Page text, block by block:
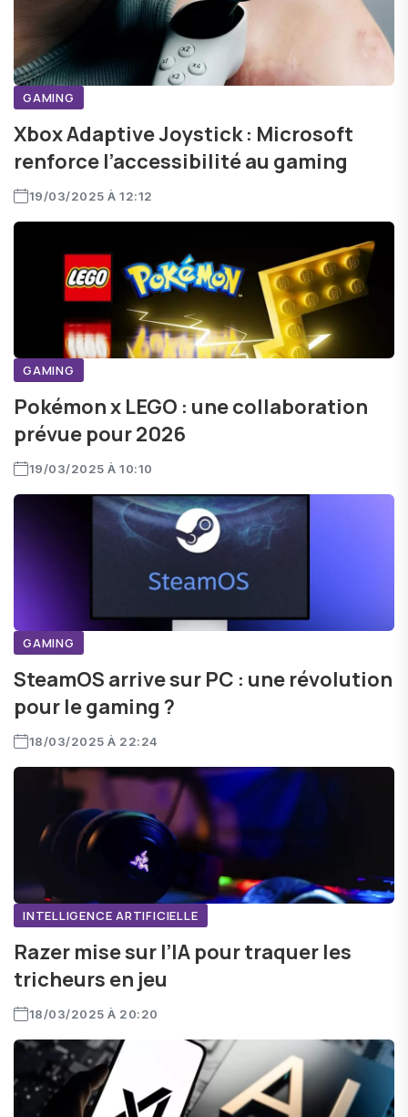
GAMING
Xbox Adaptive Joystick : Microsoft
renforce l’accessibilité au gaming
19/03/2025 À 12:12
GAMING
Pokémon x LEGO : une collaboration
prévue pour 2026
19/03/2025 À 10:10
GAMING
SteamOS arrive sur PC : une révolution
pour le gaming ?
18/03/2025 À 22:24
INTELLIGENCE ARTIFICIELLE
Razer mise sur l’IA pour traquer les
tricheurs en jeu
18/03/2025 À 20:20